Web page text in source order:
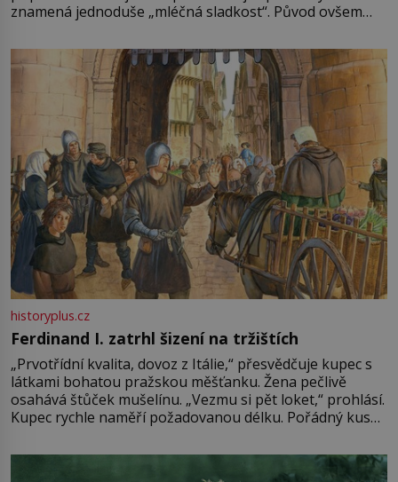
znamená jednoduše „mléčná sladkost“. Původ ovšem
pře hned několik latinskoamerických zemí a k tomu
Francie, kde se traduje,
historyplus.cz
Ferdinand I. zatrhl šizení na tržištích
„Prvotřídní kvalita, dovoz z Itálie,“ přesvědčuje kupec s
látkami bohatou pražskou měšťanku. Žena pečlivě
osahává štůček mušelínu. „Vezmu si pět loket,“ prohlásí.
Kupec rychle naměří požadovanou délku. Pořádný kus
milostpaní. Stačí jenom na sukni,“ zhodnotí švadlena
množství růžového mušelínu. „Ošidili vás, podívejte.“